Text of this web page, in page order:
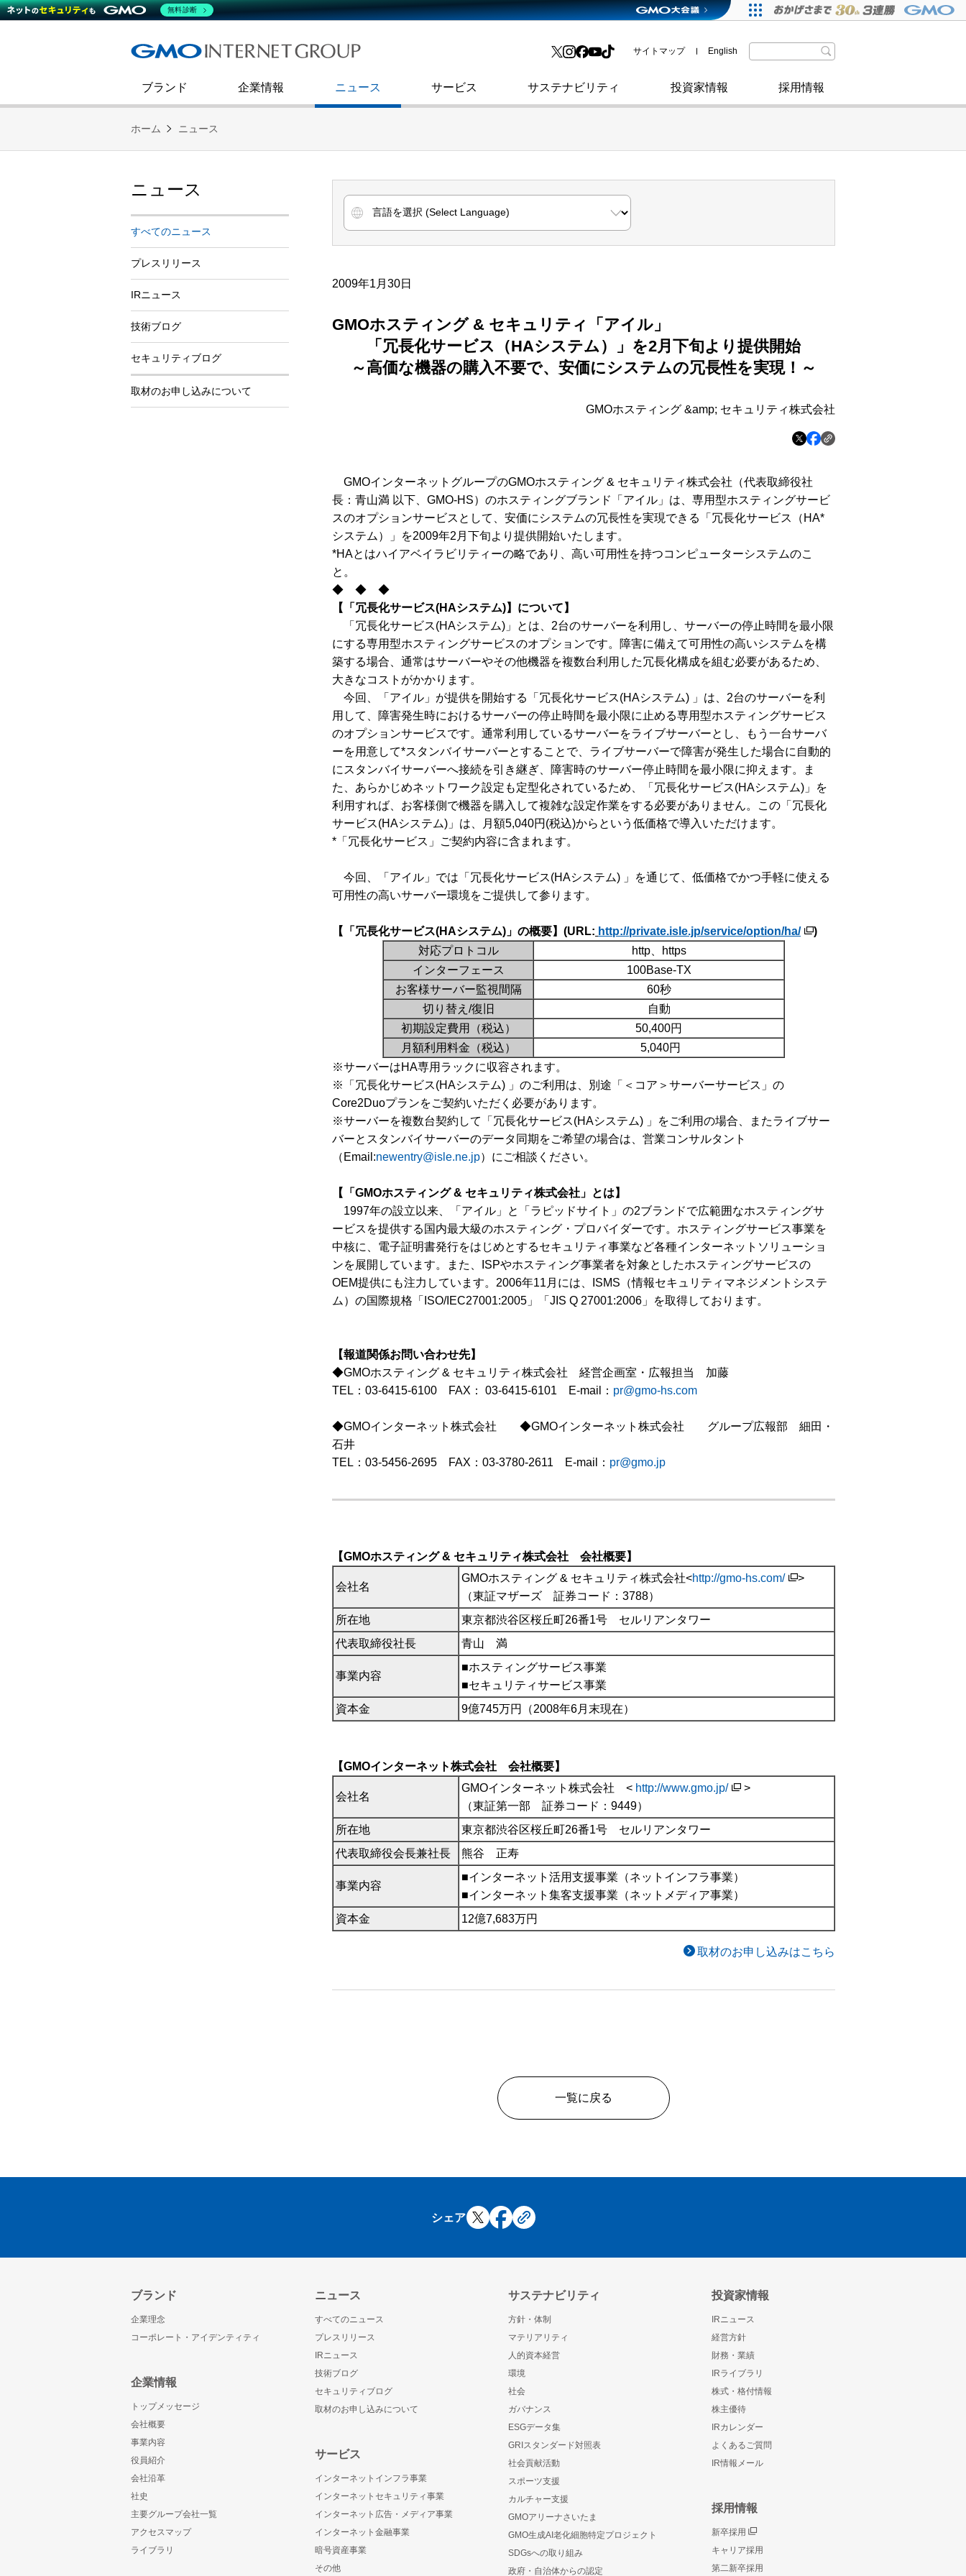
ブランド
企業情報
会社概要
社史
渋谷フクラス入館方法
ニュース
技術ブログ 取材のお申し込みについて
サービス
インターネットセキュリティ事業 その他
サステナビリティ
コミュニケーション
ダイバーシティ＆インクルージョン
SDGsへの取り組み
政府・自治体からの認定
投資家情報
熊谷正寿が語るグループ成長戦略・
財務・業績
よくあるご質問 格付・社債情報
採用情報
第二新卒採用 サイトマップ English
ホーム ニュース
2009年1月30日
GMOホスティング& セキュリティ「アイル」
「冗長化サービス（HAシステム）」 を2月下旬より提供開始
～高価な機器の購入不要で、 安価にシステムの冗長性を実現！～
GMOホスティング &amp; セキュリティ株式会社
GMOインターネットグループのGMOホスティング & セキュリティ株式会社（代表取締役社
長：青山満 以下、GMO-HS）のホスティングブランド「アイル」は、専用型ホスティングサービ
スのオプションサービスとして、安価にシステムの冗長性を実現できる「冗長化サービス（HA*
システム）」を2009年2月下旬より提供開始いたします。
*HAとはハイアベイラビリティーの略であり、高い可用性を持つコンピューターシステムのこ
と。
◆ ◆ ◆
【「 冗長化サービス(HAシステム)】について】
「冗長化サービス(HAシステム)」とは、2台のサーバーを利用し、サーバーの停止時間を最小限
にする専用型ホスティングサービスのオプションです。障害に備えて可用性の高いシステムを構
築する場合、通常はサーバーやその他機器を複数台利用した冗長化構成を組む必要があるため、
大きなコストがかかります。
今回、「アイル」が提供を開始する「冗長化サービス(HAシステム) 」は、2台のサーバーを利
用して、障害発生時におけるサーバーの停止時間を最小限に止める専用型ホスティングサービス
のオプションサービスです。通常利用しているサーバーをライブサーバーとし、もう一台サーバ
ーを用意して*スタンバイサーバーとすることで、ライブサーバーで障害が発生した場合に自動的
にスタンバイサーバーへ接続を引き継ぎ、障害時のサーバー停止時間を最小限に抑えます。ま
た、あらかじめネットワーク設定も定型化されているため、「 冗長化サービス(HAシステム)」を
利用すれば、お客様側で機器を購入して複雑な設定作業をする必要がありません。この「冗長化
サービス(HAシステム)」は、月額5,040円 (税込)からという低価格で導入いただけます。
*「冗長化サービス」ご契約内容に含まれます。
今回、「アイル」では「冗長化サービス(HAシステム) 」を通じて、低価格でかつ手軽に使える
可用性の高いサーバー環境をご提供して参ります。
【「冗長化サービス(HAシステム) 」の概要】(URL: http://private.isle.jp/service/option/ha/
)
対応プロトコル
http、https
インターフェース
100Base-TX
お客様サーバー監視間隔
60秒
切り替え/復旧
自動
初期設定費用（税込）
50,400円
月額利用料金（税込）
5,040円
※サーバーはHA専用ラックに収容されます。
※「冗長化サービス(HAシステム) 」のご利用は、別途「＜コア＞サーバーサービス」の
Core2Duoプランをご契約いただく必要があります。
※サーバーを複数台契約して「冗長化サービス(HAシステム) 」をご利用の場合、またライブサー
バーとスタンバイサーバーのデータ同期をご希望の場合は、営業コンサルタント
（Email:newentry@isle.ne.jp）にご相談ください。
【 「GMOホスティング& セキュリティ株式会社」とは 】
1997年の設立以来、「アイル」と「ラピッドサイト」の2ブランドで広範囲なホスティングサ
ービスを提供する国内最大級のホスティング・プロバイダーです。ホスティングサービス事業を
中核に、電子証明書発行をはじめとするセキュリティ事業など各種インターネットソリューショ
ンを展開しています。また、ISPやホスティング事業者を対象としたホスティングサービスの
OEM提供にも注力しています。2006年11月には、ISMS（情報セキュリティマネジメントシステ
ム）の国際規格「ISO/IEC27001:2005」「JIS Q 27001:2006」を取得しております。
【報道関係お問い合わせ先】
◆GMOホスティング & セキュリティ株式会社 経営企画室・広報担当 加藤
TEL： 03-6415-6100 FAX： 03-6415-6101 E-mail： pr@gmo-hs.com
◆GMOインターネット株式会社 ◆GMOインターネット株式会社 グループ広報部 細田・
石井
TEL： 03-5456-2695 FAX： 03-3780-2611 E-mail： pr@gmo.jp
【GMOホスティング & セキュリティ株式会社 会社概要】
会社名
GMOホスティング & セキュリティ株式会社<http://gmo-hs.com/
>
（東証マザーズ 証券コード：3788）
所在地
東京都渋谷区桜丘町26番1号 セルリアンタワー
代表取締役社長
青山 満
事業内容
■ホスティングサービス事業
■セキュリティサービス事業
資本金
9億745万円（2008年6月末現在）
【GMOインターネット株式会社 会社概要】
会社名
GMOインターネット株式会社 < http://www.gmo.jp/
>
（東証第一部 証券コード：9449）
所在地
東京都渋谷区桜丘町26番1号 セルリアンタワー
代表取締役会長兼社長
熊谷 正寿
事業内容
■インターネット活用支援事業（ネットインフラ事業）
■インターネット集客支援事業（ネットメディア事業）
資本金
12億7,683万円
取材のお申し込みはこちら
一覧に戻る
ニュース
すべてのニュース
プレスリリース
IRニュース
技術ブログ
セキュリティブログ
取材のお申し込みについて
シェア
ブランド
企業理念
コーポレート・アイデンティティ
企業情報
トップメッセージ
会社概要
事業内容
役員紹介
会社沿革
社史
主要グループ会社一覧
アクセスマップ
ライブラリ
ニュース
すべてのニュース
プレスリリース
IRニュース
技術ブログ
セキュリティブログ
取材のお申し込みについて
サービス
インターネットインフラ事業
インターネットセキュリティ事業
インターネット広告・メディア事業
インターネット金融事業
暗号資産事業
その他
サステナビリティ
方針・体制
マテリアリティ
人的資本経営
環境
社会
ガバナンス
ESGデータ集
GRIスタンダード対照表
社会貢献活動
スポーツ支援
カルチャー支援
GMOアリーナさいたま
GMO生成AI老化細胞特定プロジェクト
SDGsへの取り組み
政府・自治体からの認定
投資家情報
IRニュース
経営方針
財務・業績
IRライブラリ
株式・格付情報
株主優待
IRカレンダー
よくあるご質問
IR情報メール
採用情報
新卒採用
キャリア採用
第二新卒採用
無料診断